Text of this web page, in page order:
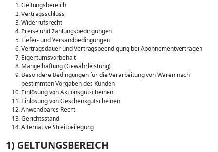
Geltungsbereich
Vertragsschluss
Widerrufsrecht
Preise und Zahlungsbedingungen
Liefer- und Versandbedingungen
Vertragsdauer und Vertragsbeendigung bei Abonnementverträgen
Eigentumsvorbehalt
Mängelhaftung (Gewährleistung)
Besondere Bedingungen für die Verarbeitung von Waren nach
bestimmten Vorgaben des Kunden
Einlösung von Aktionsgutscheinen
Einlösung von Geschenkgutscheinen
Anwendbares Recht
Gerichtsstand
Alternative Streitbeilegung
1) GELTUNGSBEREICH